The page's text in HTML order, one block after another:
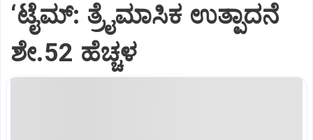
‘ಟೈಮ್: ತ್ರೈಮಾಸಿಕ ಉತ್ಪಾದನೆ
ಶೇ.52 ಹೆಚ್ಚಳ